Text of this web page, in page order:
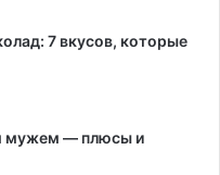
7 вкусов, которые
мужем — плюсы и